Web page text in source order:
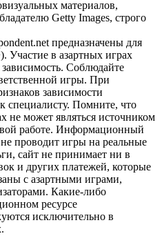
материалов,
Getty Images, строго
предназначены для
Участие в азартных играх
Соблюдайте
игры. При
зависимости
специалисту. Помните, что
не может являться источником
работе. Информационный
проводит игры на реальные
сайт не принимает ни в
и других платежей, которые
с азартными играми,
Какие-либо
ресурсе
исключительно в